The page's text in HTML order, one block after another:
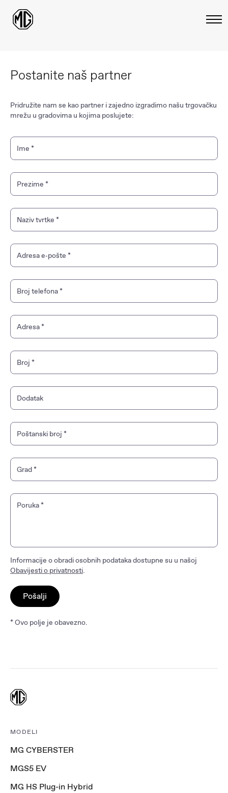
Postanite naš partner
Pridružite nam se kao partner i zajedno izgradimo našu trgovačku
mrežu u gradovima u kojima poslujete:
Ime *
Prezime *
Naziv tvrtke *
Adresa e‑pošte *
Broj telefona*
Adresa*
Broj *
Dodatak
Poštanski broj *
Grad*
Poruka*
Informacije o obradi osobnih podataka dostupne su u našoj
Obavijesti o privatnosti.
Pošalji
* Ovo polje je obavezno.
MODELI
MG CYBERSTER
MGS5 EV
MG HS Plug-in Hybrid